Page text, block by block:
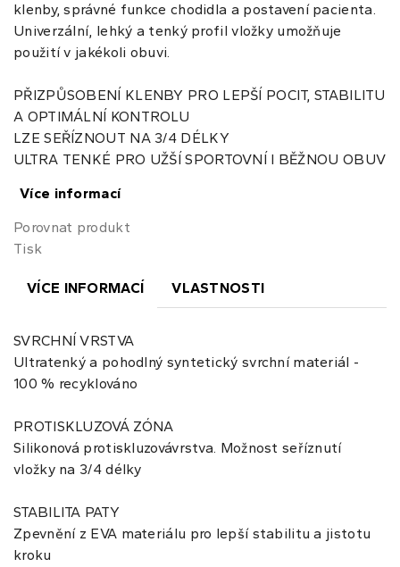
klenby, správné funkce chodidla a postavení pacienta.
Univerzální, lehký a tenký profil vložky umožňuje
použití v jakékoli obuvi.
PŘIZPŮSOBENÍ KLENBY PRO LEPŠÍ POCIT, STABILITU
A OPTIMÁLNÍ KONTROLU
LZE SEŘÍZNOUT NA 3/4 DÉLKY
ULTRA TENKÉ PRO UŽŠÍ SPORTOVNÍ I BĚŽNOU OBUV
Více informací
Porovnat produkt
Tisk
VÍCE INFORMACÍ VLASTNOSTI
SVRCHNÍ VRSTVA
Ultratenký a pohodlný syntetický svrchní materiál -
100 % recyklováno
PROTISKLUZOVÁ ZÓNA
Silikonová protiskluzovávrstva. Možnost seříznutí
vložky na 3/4 délky
STABILITA PATY
Zpevnění z EVA materiálu pro lepší stabilitu a jistotu
kroku